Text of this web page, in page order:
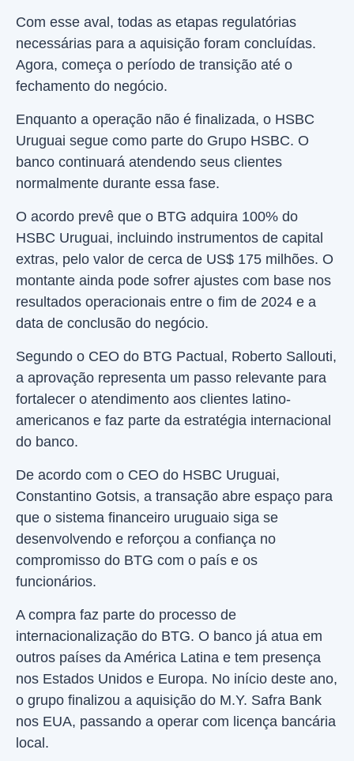
Com esse aval, todas as etapas regulatórias
necessárias para a aquisição foram concluídas.
Agora, começa o período de transição até o
fechamento do negócio.
Enquanto a operação não é finalizada, o HSBC
Uruguai segue como parte do Grupo HSBC. O
banco continuará atendendo seus clientes
normalmente durante essa fase.
O acordo prevê que o BTG adquira 100% do
HSBC Uruguai, incluindo instrumentos de capital
extras, pelo valor de cerca de US$ 175 milhões. O
montante ainda pode sofrer ajustes com base nos
resultados operacionais entre o fim de 2024 e a
data de conclusão do negócio.
Segundo o CEO do BTG Pactual, Roberto Sallouti,
a aprovação representa um passo relevante para
fortalecer o atendimento aos clientes latino-
americanos e faz parte da estratégia internacional
do banco.
De acordo com o CEO do HSBC Uruguai,
Constantino Gotsis, a transação abre espaço para
que o sistema financeiro uruguaio siga se
desenvolvendo e reforçou a confiança no
compromisso do BTG com o país e os
funcionários.
A compra faz parte do processo de
internacionalização do BTG. O banco já atua em
outros países da América Latina e tem presença
nos Estados Unidos e Europa. No início deste ano,
o grupo finalizou a aquisição do M.Y. Safra Bank
nos EUA, passando a operar com licença bancária
local.